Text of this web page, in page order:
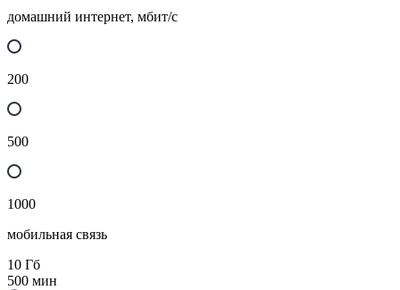
домашний интернет, мбит/с
200
500
1000
мобильная связь
10 Гб
500 мин